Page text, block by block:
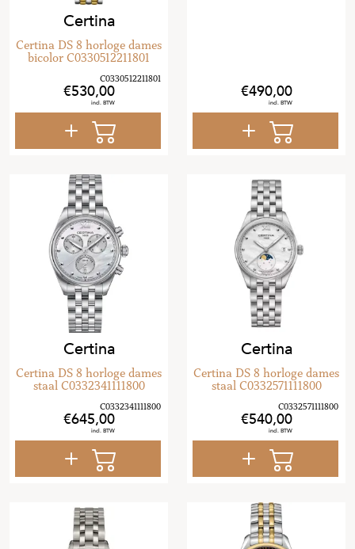
Certina
Certina DS 8 horloge dames
bicolor C0330512211801
530,00 490,00
Certina
Certina DS 8 horloge dames
staal C0332341111800
645,00
Certina
Certina DS 8 horloge dames
staal C0332571111800
540,00